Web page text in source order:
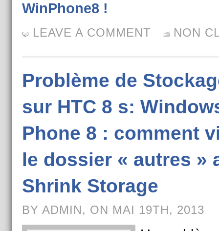
WinPhone8 !
LEAVE A COMMENT NON
Problème de
sur HTC 8 s:
Phone 8 : comment
le dossier « autres »
Shrink Storage
BY ADMIN, ON MAI 19TH, 2013